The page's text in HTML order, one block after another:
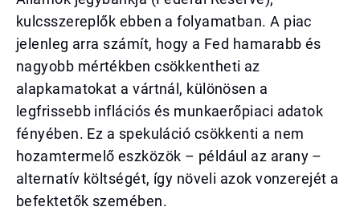
kulcsszereplők ebben a folyamatban. A piac
jelenleg arra számít, hogy a Fed hamarabb és
nagyobb mértékben csökkentheti az
alapkamatokat a vártnál, különösen a
legfrissebb inflációs és munkaerőpiaci adatok
fényében. Ez a spekuláció csökkenti a nem
hozamtermelő eszközök – például az arany –
alternatív költségét, így növeli azok vonzerejét a
befektetők szemében.